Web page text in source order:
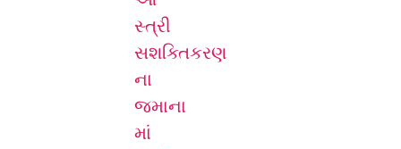
સ્ત્રી
સશક્તિકરણ
ના
જમાના
માં